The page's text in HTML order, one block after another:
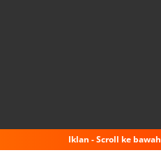
Iklan - Scroll ke